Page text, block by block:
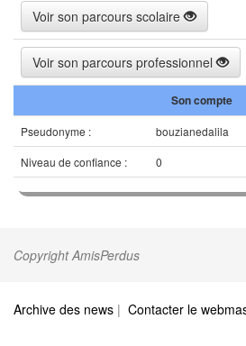
Voir son parcours scolaire
Voir son parcours professionnel
Son compte
Pseudonyme :
bouzianedalila
Niveau de confiance :
0
Copyright AmisPerdus
Archive des news | Contacter le